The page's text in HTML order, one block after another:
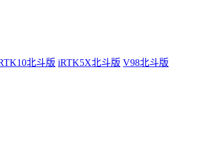
北斗版 iRTK5X北斗版 V98北斗版